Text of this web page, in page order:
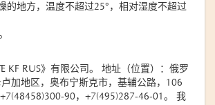
的地方，温度不超过25°，相对湿度不超过
KF RUS》有限公司。 地址（位置）：俄罗
加地区，奥布宁斯克市，基辅公路，106
90，+7(495)287-46-01。 我